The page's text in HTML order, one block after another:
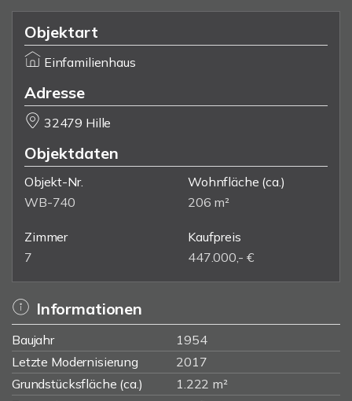
Objektart
Einfamilienhaus
Adresse
32479 Hille
Objektdaten
Objekt-Nr.
WB-740
Wohnfläche (ca.)
206 m²
Zimmer
7
Kaufpreis
447.000,- €
Informationen
Baujahr
1954
Letzte Modernisierung
2017
Grundstücksfläche (ca.)
1.222 m²